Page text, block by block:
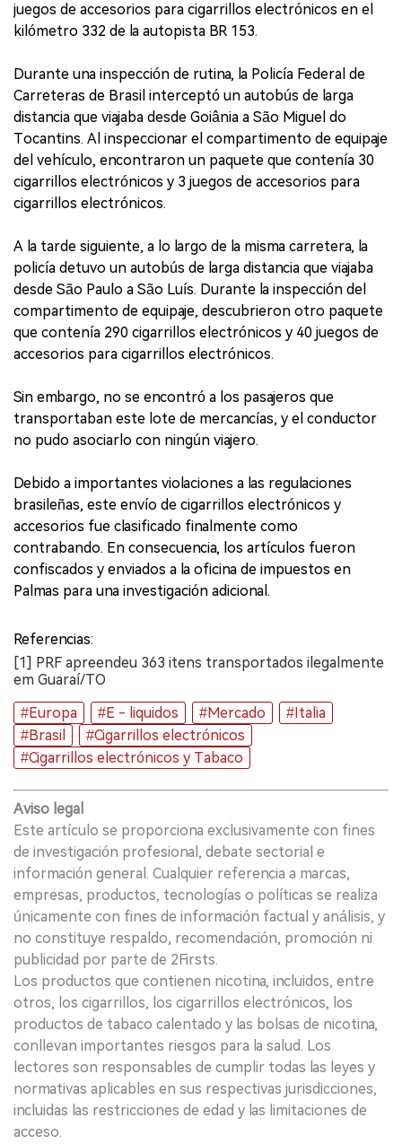
juegos de accesorios para cigarrillos electrónicos en el
kilómetro 332 de la autopista BR 153.
Durante una inspección de rutina, la Policía Federal de
Carreteras de Brasil interceptó un autobús de larga
distancia que viajaba desde Goiânia a São Miguel do
Tocantins. Al inspeccionar el compartimento de equipaje
del vehículo, encontraron un paquete que contenía 30
cigarrillos electrónicos y 3 juegos de accesorios para
cigarrillos electrónicos.
A la tarde siguiente, a lo largo de la misma carretera, la
policía detuvo un autobús de larga distancia que viajaba
desde São Paulo a São Luís. Durante la inspección del
compartimento de equipaje, descubrieron otro paquete
que contenía 290 cigarrillos electrónicos y 40 juegos de
accesorios para cigarrillos electrónicos.
Sin embargo, no se encontró a los pasajeros que
transportaban este lote de mercancías, y el conductor
no pudo asociarlo con ningún viajero.
Debido a importantes violaciones a las regulaciones
brasileñas, este envío de cigarrillos electrónicos y
accesorios fue clasificado finalmente como
contrabando. En consecuencia, los artículos fueron
confiscados y enviados a la oficina de impuestos en
Palmas para una investigación adicional.
Referencias:
[1] PRF apreendeu 363 itens transportados ilegalmente
em Guaraí/TO
#Europa
#E - liquidos #Mercado
#Italia
#Brasil
#Cigarrillos electrónicos
#Cigarrillos electrónicos y Tabaco
Aviso legal
Este artículo se proporciona exclusivamente con fines
de investigación profesional, debate sectorial e
información general. Cualquier referencia a marcas,
empresas, productos, tecnologías o políticas se realiza
únicamente con fines de información factual y análisis, y
no constituye respaldo, recomendación, promoción ni
publicidad por parte de 2Firsts.
Los productos que contienen nicotina, incluidos, entre
otros, los cigarrillos, los cigarrillos electrónicos, los
productos de tabaco calentado y las bolsas de nicotina,
conllevan importantes riesgos para la salud. Los
lectores son responsables de cumplir todas las leyes y
normativas aplicables en sus respectivas jurisdicciones,
incluidas las restricciones de edad y las limitaciones de
acceso.